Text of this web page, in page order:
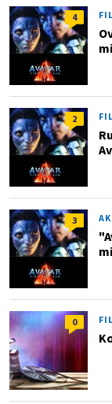
4
2
3
0